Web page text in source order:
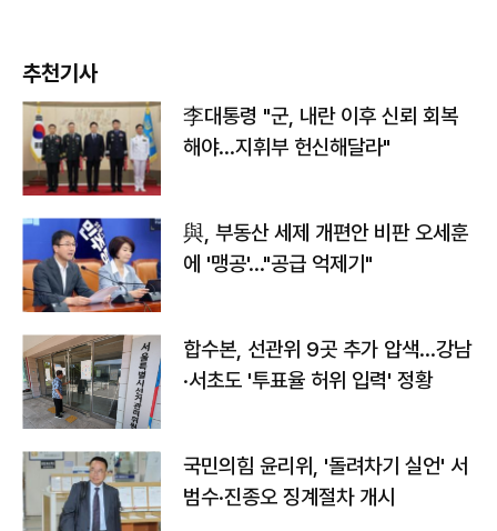
추천기사
李대통령 "군, 내란 이후 신뢰 회복
해야…지휘부 헌신해달라"
與, 부동산 세제 개편안 비판 오세훈
에 '맹공'…"공급 억제기"
합수본, 선관위 9곳 추가 압색…강남
·서초도 '투표율 허위 입력' 정황
국민의힘 윤리위, '돌려차기 실언' 서
범수·진종오 징계절차 개시